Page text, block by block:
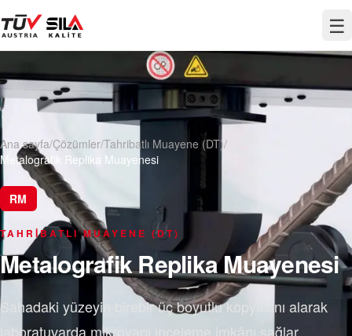
☰
Ana sayfa/Çözümler/Tahribatlı Muayene (DT)/
Metalografik Replika Muayenesi
RM
TAHRIBATLI MUAYENE (DT)
Metalografik Replika Muayenesi
Sahadaki yüzeyin birebir üç boyutlu kopyasını alarak
laboratuvarda mikroyapı inceleme imkânı sağlar.